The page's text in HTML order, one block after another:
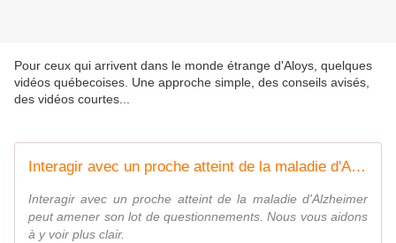
Pour ceux qui arrivent dans le monde étrange d'Aloys, quelques
vidéos québecoises. Une approche simple, des conseils avisés,
des vidéos courtes...
Interagir avec un proche atteint de la maladie d'Alzheimer
Interagir avec un proche atteint de la maladie d'Alzheimer
peut amener son lot de questionnements. Nous vous aidons
à y voir plus clair.